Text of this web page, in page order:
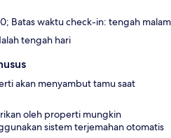
Batas waktu check-in: tengah malam
tengah hari
akan menyambut tamu saat
oleh properti mungkin
sistem terjemahan otomatis